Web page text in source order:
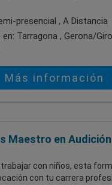
presencial , A Distancia
Tarragona , Gerona/
Más información
Maestro en
con niños, esta
con tu carrera